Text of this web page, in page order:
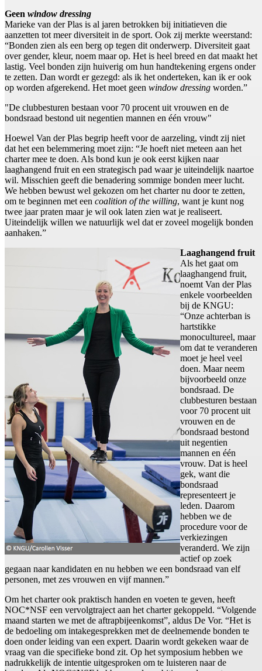
Geen window dressing
Marieke van der Plas is al jaren betrokken bij initiatieven die
aanzetten tot meer diversiteit in de sport. Ook zij merkte weerstand:
“Bonden zien als een berg op tegen dit onderwerp. Diversiteit gaat
over gender, kleur, noem maar op. Het is heel breed en dat maakt het
lastig. Veel bonden zijn huiverig om hun handtekening ergens onder
te zetten. Dan wordt er gezegd: als ik het onderteken, kan ik er ook
op worden afgerekend. Het moet geen window dressing worden.”
"De clubbesturen bestaan voor 70 procent uit vrouwen en de
bondsraad bestond uit negentien mannen en één vrouw"
Hoewel Van der Plas begrip heeft voor de aarzeling, vindt zij niet
dat het een belemmering moet zijn: “Je hoeft niet meteen aan het
charter mee te doen. Als bond kun je ook eerst kijken naar
laaghangend fruit en een strategisch pad waar je uiteindelijk naartoe
wil. Misschien geeft die benadering sommige bonden meer lucht.
We hebben bewust wel gekozen om het charter nu door te zetten,
om te beginnen met een coalition of the willing, want je kunt nog
twee jaar praten maar je wil ook laten zien wat je realiseert.
Uiteindelijk willen we natuurlijk wel dat er zoveel mogelijk bonden
aanhaken.”
Laaghangend fruit
Als het gaat om
laaghangend fruit,
noemt Van der Plas
enkele voorbeelden
bij de KNGU:
“Onze achterban is
hartstikke
monocultureel, maar
om dat te veranderen
moet je heel veel
doen. Maar neem
bijvoorbeeld onze
bondsraad. De
clubbesturen bestaan
voor 70 procent uit
vrouwen en de
bondsraad bestond
uit negentien
mannen en één
vrouw. Dat is heel
gek, want die
bondsraad
representeert je
leden. Daarom
hebben we de
procedure voor de
verkiezingen
veranderd. We zijn
actief op zoek
gegaan naar kandidaten en nu hebben we een bondsraad van elf
personen, met zes vrouwen en vijf mannen.”
Om het charter ook praktisch handen en voeten te geven, heeft
NOC*NSF een vervolgtraject aan het charter gekoppeld. “Volgende
maand starten we met de aftrapbijeenkomst”, aldus De Vor. “Het is
de bedoeling om intakegesprekken met de deelnemende bonden te
doen onder leiding van een expert. Daarin wordt gekeken waar de
vraag van die specifieke bond zit. Op het symposium hebben we
nadrukkelijk de intentie uitgesproken om te luisteren naar de